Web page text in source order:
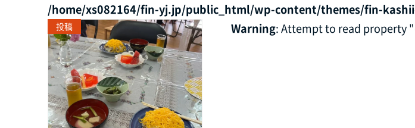
/home/xs082164/fin-yj.jp/public_html/wp-content/themes/fin-
投稿 Warning: Attempt to read property